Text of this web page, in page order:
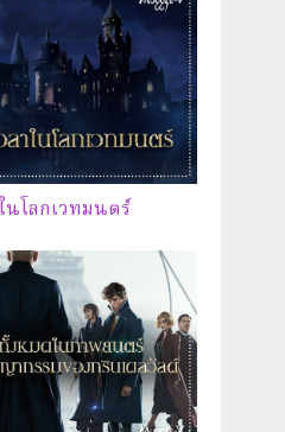
โลกเวทมนตร์